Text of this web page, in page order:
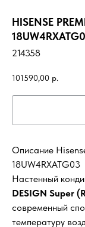
HISENSE
214358
101590,00 р.
Описание
18UW4RXATG03
Настенный
DESIGN Super
современный
температуру